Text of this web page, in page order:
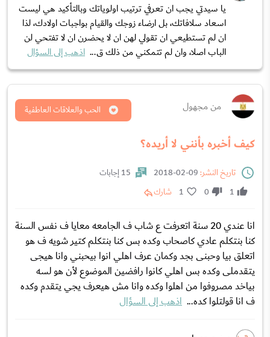
يا سيدتي يجب ان تعرفي ترتيب اولوياتك وبالتأكيد هي ليست
اسعاد سلافاتك، بل ارضاء زوجك والقيام بواجبات اولادك، لذا
ان لم تستطيعي ان تقولي لهن ان لا يحضرن ان لا تفتحي لن
الباب اصلا، وان لم تتمكني من ذلك ق... اذهب إلى السؤال
من مجهول
كيف أخبره بأنني لا أريده؟
الحب والعلاقات العاطفية
تاريخ النشر:
15 إجابات
1
0
1 شارك
انا عندي 20 سنة اتعرفت ع شاب ف الجامعه معايا ف نفس السنة
کنا بنتکلم عادي کاصحاب وکده بس کنا بنتکلم کتیر شویه ف هو
اتعلق بیا وحبنی بجد وکمان عرف اهلي انوا بيحبني وانا هیجی
یتقدملی وکده بس اهلي کانوا رافضين الموضوع لأن هو لسه
بياخد مصروفوا من اهلوا وکده وانا مش هيعرف يجي يتقدم وکده
ف انا قولتلوا کده... اذهب إلى السؤال